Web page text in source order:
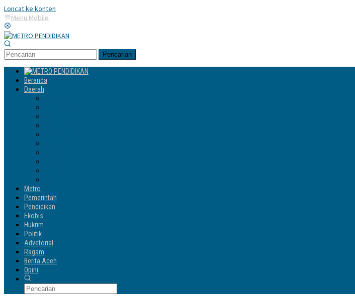
Loncat ke konten
Menu Mobile
Pencarian
Beranda
Daerah
Metro
Pemerintah
Pendidikan
Ekobis
Hukrim
Politik
Advetorial
Ragam
Berita Aceh
Opini